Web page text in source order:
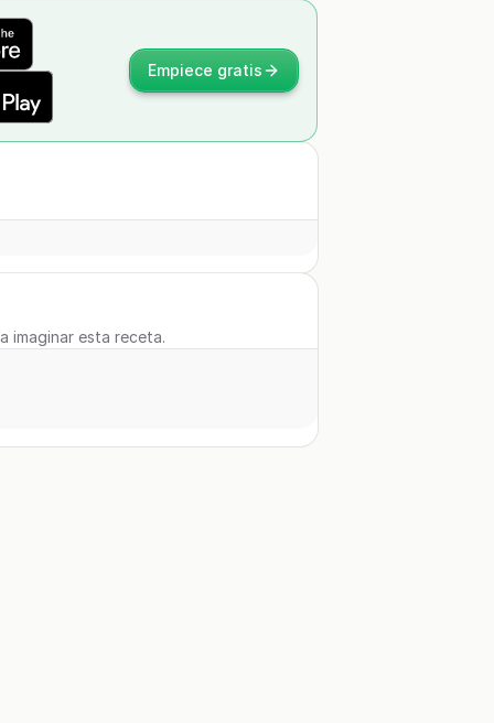
Empiece gratis
imaginar esta receta.